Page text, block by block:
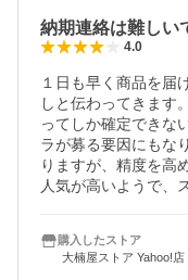
納期連絡は難しい
4.0
１日も早く商品を届
しと伝わってきます
ってしか確定できな
ラが募る要因にもな
りますが、精度を高
人気が高いようで、
すると、前文の言い
入れ先とは太いパイ
購入したストア
大楠屋ストア Yahoo!店